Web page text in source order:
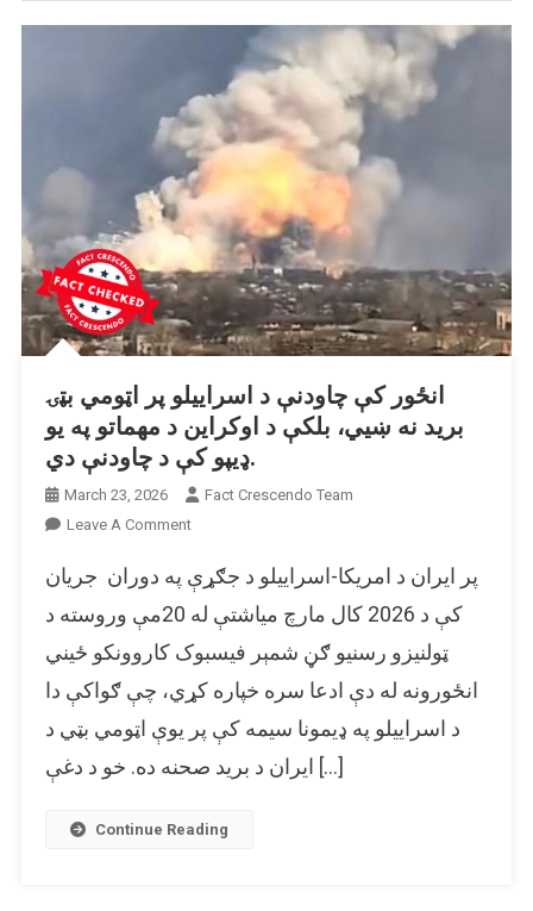
انځور کې چاودنې د اسراییلو پر اټومي بټۍ
برید نه ښیي، بلکې د اوکراین د مهماتو په یو
ډیپو کې د چاودنې دي.
March 23, 2026
Fact Crescendo Team
Leave A CommentOn
کې
چاودنې
اسراییلو
پر
بټۍ
برید
ښیي،
پر ایران د امریکا-اسراییلو د جګړې په دوران جریان
کې د 2026 کال مارچ میاشتې له 20مې وروسته د
ټولنیزو رسنیو ګڼ شمېر فیسبوک کاروونکو ځیني
انځورونه له دې ادعا سره خپاره کړي، چې ګواکې دا
د اسراییلو په ډیمونا سیمه کې پر یوې اټومي بټي د
ایران د برید صحنه ده. خو د دغې […]
Continue Reading